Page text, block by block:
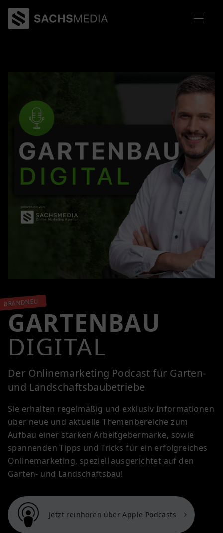
BRANDNEU
GARTENBAU
DIGITAL
Der Onlinemarketing Podcast für Garten-
und Landschaftsbaubetriebe
Sie erhalten regelmäßig und exklusiv Informationen
über neue und aktuelle Themenbereiche zum
Aufbau einer starken Arbeitgebermarke, sowie
spannenden Tipps und Tricks für ein erfolgreiches
Onlinemarketing, speziell ausgerichtet auf den
Garten- und Landschaftsbau!
Jetzt reinhören über Apple Podcasts